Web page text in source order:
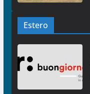
Estero